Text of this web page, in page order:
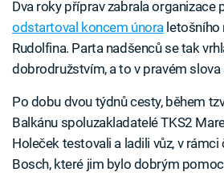
Dva roky příprav zabrala organizace
odstartoval koncem únoraletošního
Rudolfina. Parta nadšenců se tak
dobrodružstvím, a to v pravém slova
Po dobu dvou týdnů cesty, během
Balkánu spoluzakladatelé TKS2
Holeček testovali a ladili vůz, v
Bosch, které jim bylo dobrým